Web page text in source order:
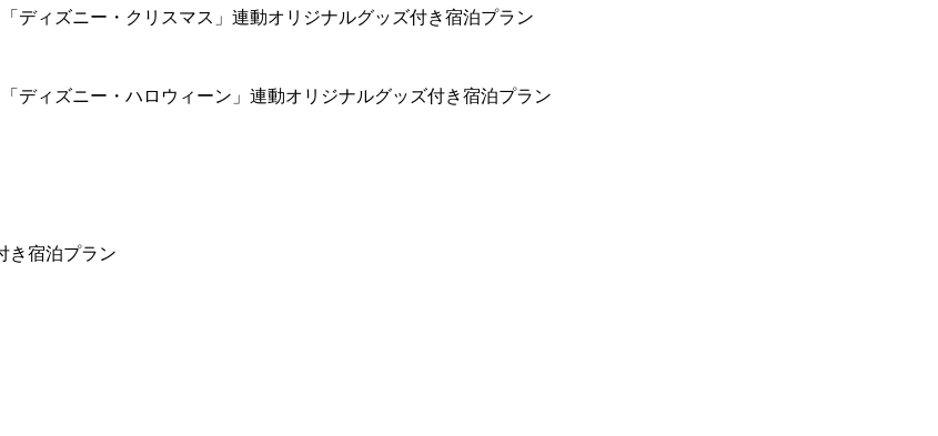
ィズニー・クリスマス」連動オリジナルグッズ付き宿泊プラン
ィズニー・ハロウィーン」連動オリジナルグッズ付き宿泊プラン
き宿泊プラン